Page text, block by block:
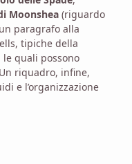
Moonshea (riguardo
paragrafo alla
tipiche della
quali possono
riquadro, infine,
e l’organizzazione